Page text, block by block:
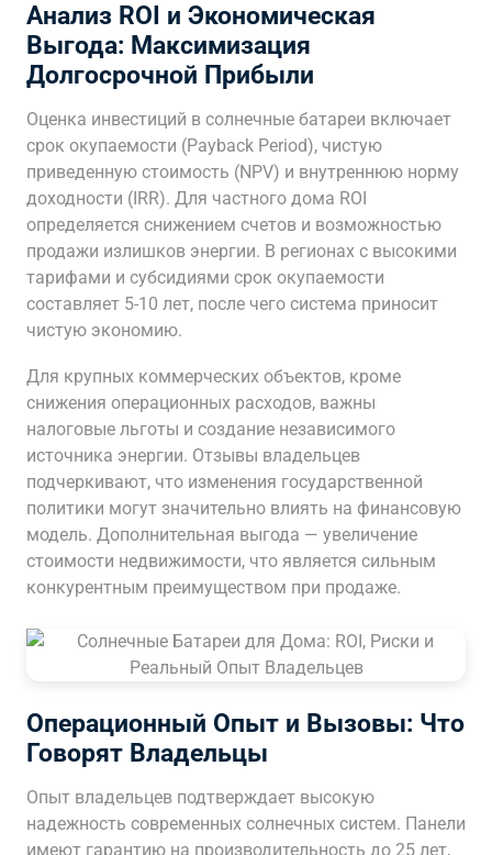
Анализ ROI и Экономическая
Выгода: Максимизация
Долгосрочной Прибыли
Оценка инвестиций в солнечные батареи включает
срок окупаемости (Payback Period), чистую
приведенную стоимость (NPV) и внутреннюю норму
доходности (IRR). Для частного дома ROI
определяется снижением счетов и возможностью
продажи излишков энергии. В регионах с высокими
тарифами и субсидиями срок окупаемости
составляет 5-10 лет, после чего система приносит
чистую экономию.
Для крупных коммерческих объектов, кроме
снижения операционных расходов, важны
налоговые льготы и создание независимого
источника энергии. Отзывы владельцев
подчеркивают, что изменения государственной
политики могут значительно влиять на финансовую
модель. Дополнительная выгода — увеличение
стоимости недвижимости, что является сильным
конкурентным преимуществом при продаже.
Операционный Опыт и Вызовы: Что
Говорят Владельцы
Опыт владельцев подтверждает высокую
надежность современных солнечных систем. Панели
имеют гарантию на производительность до 25 лет,